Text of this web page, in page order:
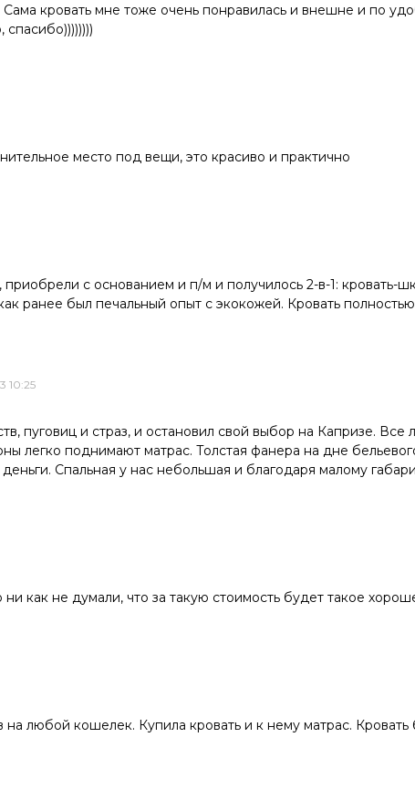
кровать мне тоже очень понравилась и внешне и по
место под вещи, это красиво и практично
с основанием и п/м и получилось 2-в-1: кровать-
ранее был печальный опыт с экокожей. Кровать
10:25
пуговиц и страз, и остановил свой выбор на Капризе.
легко поднимают матрас. Толстая фанера на дне
Спальная у нас небольшая и благодаря малому
как не думали, что за такую стоимость будет такое
любой кошелек. Купила кровать и к нему матрас.